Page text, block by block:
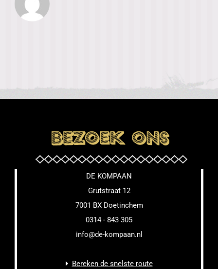
DE KOMPAAN
Grutstraat 12
7001 BX Doetinchem
0314 - 843 305
info@de-kompaan.nl
Bereken de snelste route